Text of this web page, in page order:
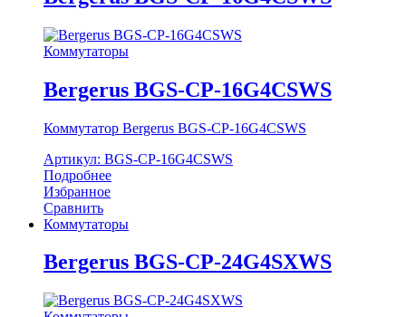
Коммутаторы
Bergerus BGS-CP-16G4CSWS
Коммутатор Bergerus BGS-CP-16G4CSWS
Артикул: BGS-CP-16G4CSWS
Подробнее
Избранное
Сравнить
Коммутаторы
Bergerus BGS-CP-24G4SXWS